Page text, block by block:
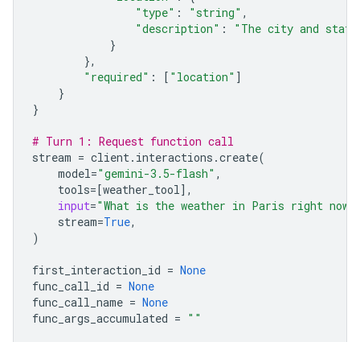
"type" : "string" ,
"description" :
"The city and
}
},
"required" : [ "location" ]
}
}
# Turn 1: Request function call
stream = client. interactions .create(
model="gemini-3.5-flash" ,
tools=[weather_tool],
input="What is the weather in Paris right
stream=True,
)
first_interaction_id = None
func_call_id = None
func_call_name = None
func_args_accumulated = ""